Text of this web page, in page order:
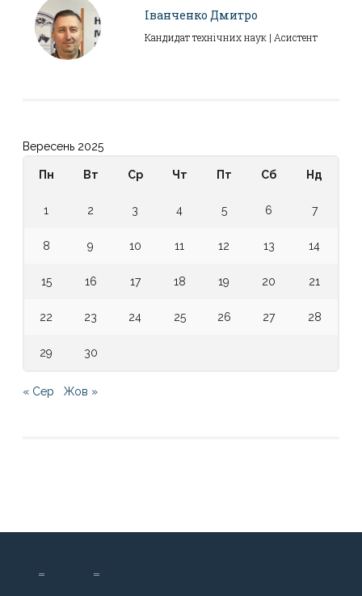
Іванченко Дмитро
Кандидат технічних наук | Асистент
Вересень 2025
Пн Вт Ср Чт Пт Сб Нд
1 2 3 4 5 6 7
8 9 10 11 12 13 14
15 16 17 18 19 20 21
22 23 24 25 26 27 28
29 30
« Сер Жов »